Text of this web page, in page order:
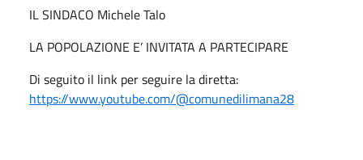
IL SINDACO Michele Talo
LA POPOLAZIONE E’ INVITATA A PARTECIPARE
Di seguito il link per seguire la diretta:
https://www.youtube.com/@comunedilimana28